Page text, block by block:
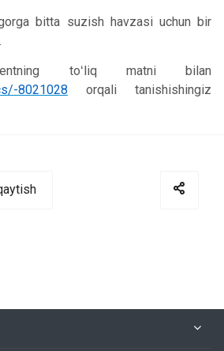
bitta suzish havzasi uchun bir
toʻliq matni bilan
8021028 orqali tanishishingiz